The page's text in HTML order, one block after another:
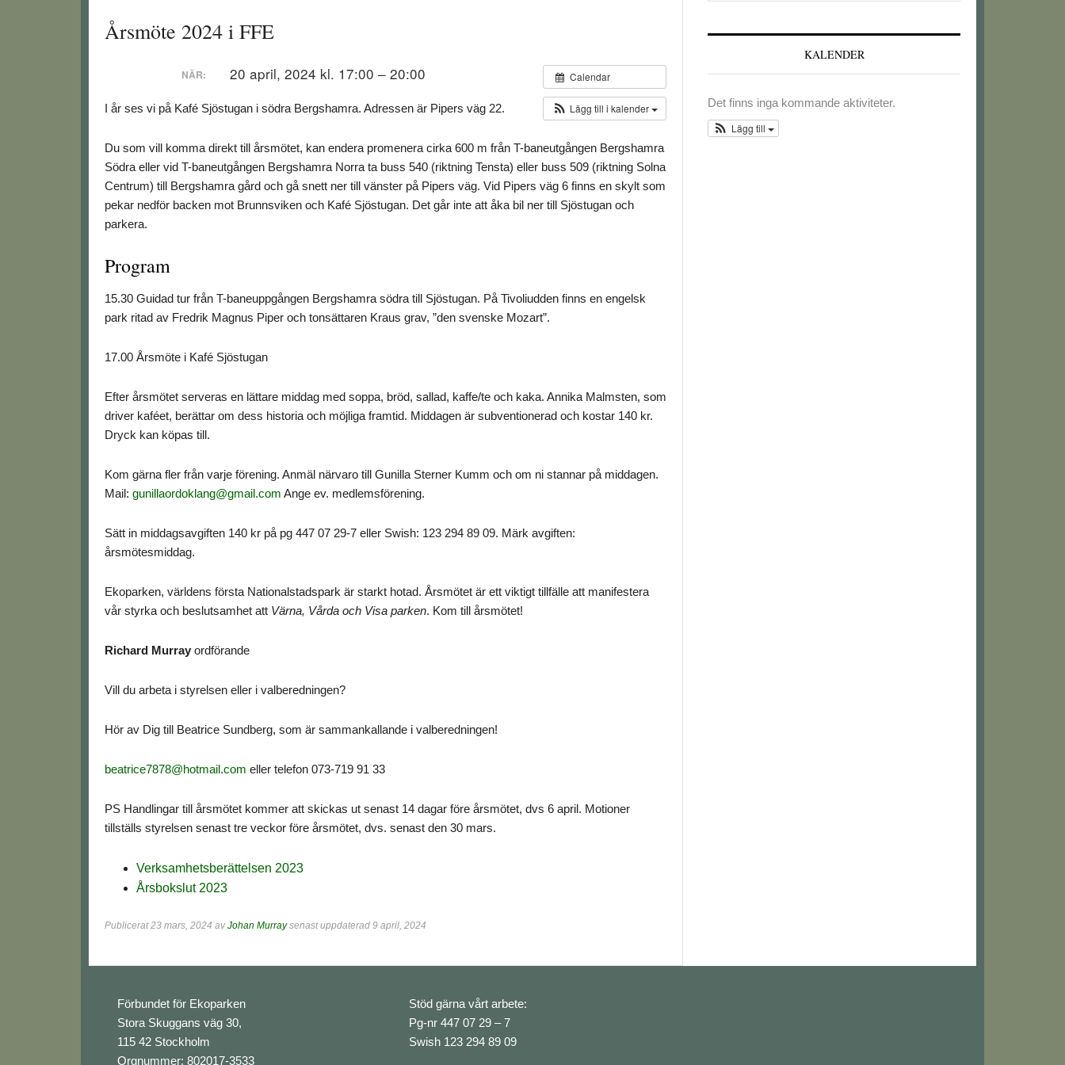
Årsmöte 2024 i FFE
Calendar
Lägg till i kalender
NÄR: 20 april, 2024 kl. 17:00 – 20:00
I år ses vi på Kafé Sjöstugan i södra Bergshamra. Adressen är Pipers väg 22.
Du som vill komma direkt till årsmötet, kan endera promenera cirka 600 m från T-baneutgången Bergshamra
Södra eller vid T-baneutgången Bergshamra Norra ta buss 540 (riktning Tensta) eller buss 509 (riktning Solna
Centrum) till Bergshamra gård och gå snett ner till vänster på Pipers väg. Vid Pipers väg 6 finns en skylt som
pekar nedför backen mot Brunnsviken och Kafé Sjöstugan. Det går inte att åka bil ner till Sjöstugan och
parkera.
Program
15.30 Guidad tur från T-baneuppgången Bergshamra södra till Sjöstugan. På Tivoliudden finns en engelsk
park ritad av Fredrik Magnus Piper och tonsättaren Kraus grav, ”den svenske Mozart”.
17.00 Årsmöte i Kafé Sjöstugan
Efter årsmötet serveras en lättare middag med soppa, bröd, sallad, kaffe/te och kaka. Annika Malmsten, som
driver kaféet, berättar om dess historia och möjliga framtid. Middagen är subventionerad och kostar 140 kr.
Dryck kan köpas till.
Kom gärna fler från varje förening. Anmäl närvaro till Gunilla Sterner Kumm och om ni stannar på middagen.
Mail: gunillaordoklang@gmail.com Ange ev. medlemsförening.
Sätt in middagsavgiften 140 kr på pg 447 07 29-7 eller Swish: 123 294 89 09. Märk avgiften:
årsmötesmiddag.
Ekoparken, världens första Nationalstadspark är starkt hotad. Årsmötet är ett viktigt tillfälle att manifestera
vår styrka och beslutsamhet att Värna, Vårda och Visa parken. Kom till årsmötet!
Richard Murray ordförande
Vill du arbeta i styrelsen eller i valberedningen?
Hör av Dig till Beatrice Sundberg, som är sammankallande i valberedningen!
beatrice7878@hotmail.com eller telefon 073-719 91 33
PS Handlingar till årsmötet kommer att skickas ut senast 14 dagar före årsmötet, dvs 6 april. Motioner
tillställs styrelsen senast tre veckor före årsmötet, dvs. senast den 30 mars.
Verksamhetsberättelsen 2023
Årsbokslut 2023
Publicerat23 mars, 2024 avJohan Murraysenast uppdaterad 9 april, 2024
webbplatsen
KALENDER
Det finns inga kommande aktiviteter.
Lägg till
Footer
Förbundet för Ekoparken
Stora Skuggans väg 30,
115 42 Stockholm
Orgnummer: 802017-3533
Stöd gärna vårt arbete:
Pg-nr 447 07 29 – 7
Swish 123 294 89 09